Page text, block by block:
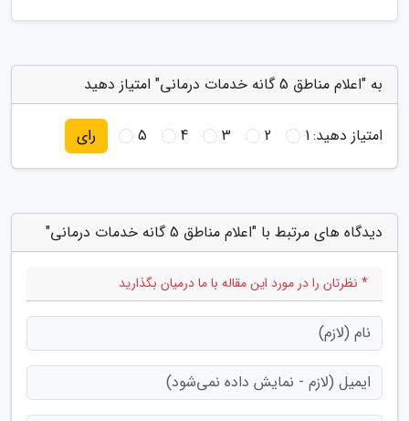
به "اعلام مناطق 5 گانه خدمات درمانی" امتیاز دهید
امتیاز دهید:1
2
3
4
5 رای
دیدگاه های مرتبط با "اعلام مناطق 5 گانه خدمات درمانی"
* نظرتان را در مورد این مقاله با ما درمیان بگذارید